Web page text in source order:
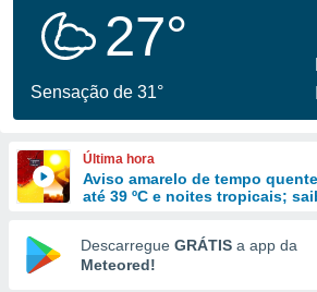
fornecidas
a este
das
e
forma
digital
27°
Sensação de 31°
Última hora
Aviso amarelo de tempo
até 39 ºC e noites tropicais;
Descarregue GRÁTIS a app da
Meteored!